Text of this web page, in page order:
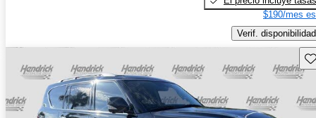
$190/mes
Verif. disponibilidad